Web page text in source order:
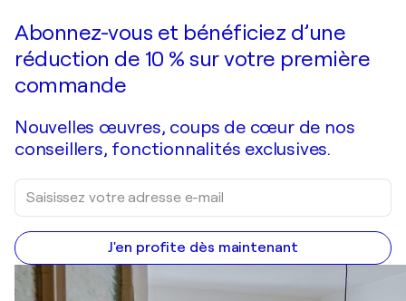
Abonnez-vous et bénéficiez d’une
réduction de 10 % sur votre première
commande
Nouvelles œuvres, coups de cœur de nos
conseillers, fonctionnalités exclusives.
J'en profite dès maintenant